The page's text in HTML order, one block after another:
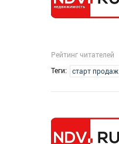
Рейтинг читателей
Теги:
старт продаж